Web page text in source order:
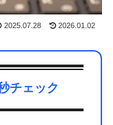
2025.07.28 2026.01.02
チェック